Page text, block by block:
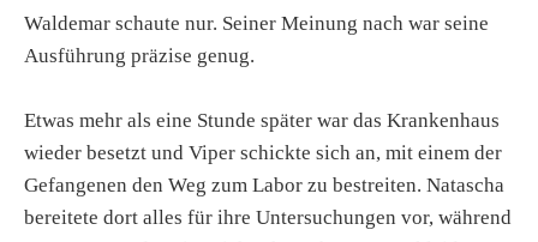
Waldemar schaute nur. Seiner Meinung nach war seine
Ausführung präzise genug.
Etwas mehr als eine Stunde später war das Krankenhaus
wieder besetzt und Viper schickte sich an, mit einem der
Gefangenen den Weg zum Labor zu bestreiten. Natascha
bereitete dort alles für ihre Untersuchungen vor, während